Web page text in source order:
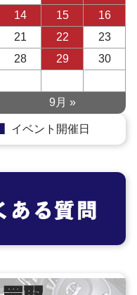
14 15
16
21 22
23
28 29
30
9月 »
イベント開催日